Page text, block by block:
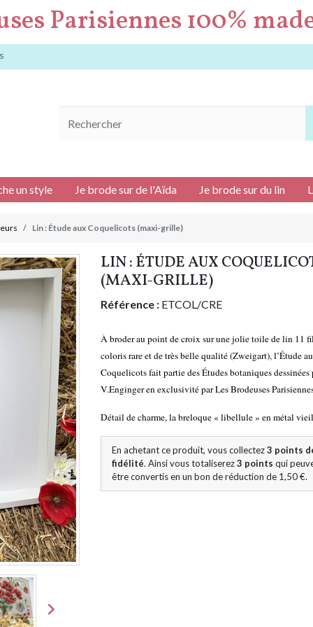
Parisiennes 100%
un style Je brode sur de l'Aïda Je brode sur du lin
Lin : Étude aux Coquelicots (maxi-grille)

LIN : ÉTUDE AUX
(MAXI-GRILLE)
Référence : ETCOL/CRE
À broder au point de croix sur une jolie toile de lin 11
coloris rare et de très belle qualité (Zweigart), l’Étude
Coquelicots fait partie des Études botaniques dessinées
V.Enginger en exclusivité par Les Brodeuses
Détail de charme, la breloque « libellule » en métal
En achetant ce produit, vous collectez3 points
fidélité. Ainsi vous totaliserez3 points qui
être convertis en un bon de réduction de 1,50 €.